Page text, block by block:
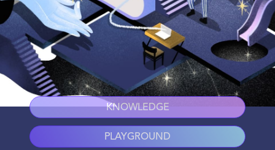
KNOWLEDGE
PLAYGROUND